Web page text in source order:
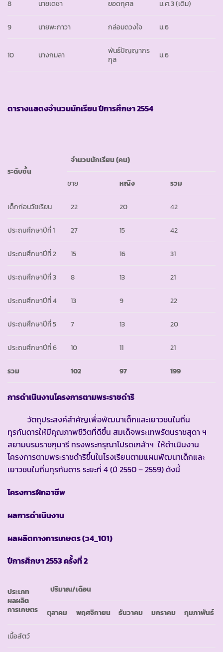
8 นายเดชา ยอดกุศล ม.ศ.3 (เดิม)
9 นายพะกาวา กล่อมดวงใจ ม.6
10 นางกมลา
พันธ์ปัญญากร
กุล
ม.6
ตารางแสดงจำนวนนักเรียน ปีการศึกษา2554
ระดับชั้น
จำนวนนักเรียน(คน)
ชาย หญิง รวม
เด็กก่อนวัยเรียน 22 20 42
ประถมศึกษาปีที่ 1 27 15 42
ประถมศึกษาปีที่ 2 15 16 31
ประถมศึกษาปีที่ 3 8 13 21
ประถมศึกษาปีที่ 4 13 9 22
ประถมศึกษาปีที่ 5 7 13 20
ประถมศึกษาปีที่ 6 10 11 21
รวม 102 97 199
การดำเนินงานโครงการตามพระราชดำริ
วัตถุประสงค์สำคัญเพื่อพัฒนาเด็กและเยาวชนในถิ่น
ทุรกันดารให้มีคุณภาพชีวิตที่ดีขึ้น สมเด็จพระเทพรัตนราชสุดา ฯ
สยามบรมราชกุมารี ทรงพระกรุณาโปรดเกล้าฯ ให้ดำเนินงาน
โครงการตามพระราชดำริขึ้นในโรงเรียนตามแผนพัฒนาเด็กและ
เยาวชนในถิ่นทุรกันดาร ระยะที่ 4 (ปี 2550 – 2559) ดังนี้
โครงการฝึกอาชีพ
ผลการดำเนินงาน
ผลผลิตทางการเกษตร(ว4_101)
ปีการศึกษา2553 ครั้งที่ 2
ประเภท
ผลผลิต
การเกษตร
ปริมาณ/เดือน
ตุลาคม พฤศจิกายน ธันวาคม มกราคม กุมภาพันธ์
เนื้อสัตว์